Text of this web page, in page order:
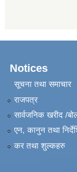
Notices
सूचना तथा समाचार
राजपत्र
सार्वजनिक खरीद /
एन, कानुन तथा
कर तथा शुल्कहरु